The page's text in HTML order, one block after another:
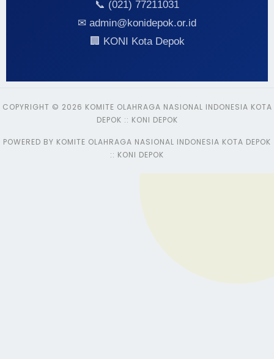
📞 (021) 77211031
✉ admin@konidepok.or.id
🏢 KONI Kota Depok
COPYRIGHT © 2026 KOMITE OLAHRAGA NASIONAL INDONESIA KOTA
DEPOK :: KONI DEPOK
POWERED BY KOMITE OLAHRAGA NASIONAL INDONESIA KOTA DEPOK
:: KONI DEPOK